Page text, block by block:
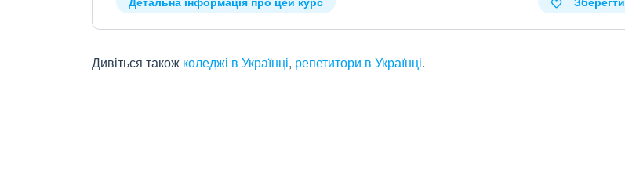
Дивіться також коледжі в Українці, репетитори в Українці.